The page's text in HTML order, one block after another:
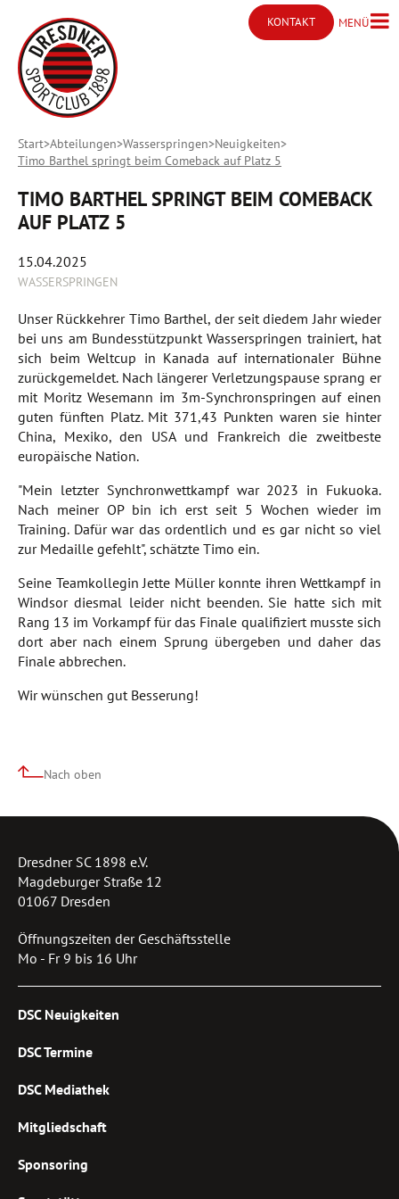
KONTAKT
Kontakt öffnen
MENÜMenü
Start Abteilungen Wasserspringen Neuigkeiten
Timo Barthel springt beim Comeback auf Platz 5
TIMO BARTHEL SPRINGT BEIM COMEBACK
AUF PLATZ 5
15.04.2025
WASSERSPRINGEN
Unser Rückkehrer Timo Barthel, der seit diedem Jahr wieder
bei uns am Bundesstützpunkt Wasserspringen trainiert, hat
sich beim Weltcup in Kanada auf internationaler Bühne
zurückgemeldet. Nach längerer Verletzungspause sprang er
mit Moritz Wesemann im 3m-Synchronspringen auf einen
guten fünften Platz. Mit 371,43 Punkten waren sie hinter
China, Mexiko, den USA und Frankreich die zweitbeste
europäische Nation.
"Mein letzter Synchronwettkampf war 2023 in Fukuoka.
Nach meiner OP bin ich erst seit 5 Wochen wieder im
Training. Dafür war das ordentlich und es gar nicht so viel
zur Medaille gefehlt", schätzte Timo ein.
Seine Teamkollegin Jette Müller konnte ihren Wettkampf in
Windsor diesmal leider nicht beenden. Sie hatte sich mit
Rang 13 im Vorkampf für das Finale qualifiziert musste sich
dort aber nach einem Sprung übergeben und daher das
Finale abbrechen.
Wir wünschen gut Besserung!
Nach oben
Dresdner SC 1898 e.V.
Magdeburger Straße 12
01067 Dresden
Öffnungszeiten der Geschäftsstelle
Mo - Fr 9 bis 16 Uhr
DSC Neuigkeiten
DSC Termine
DSC Mediathek
Mitgliedschaft
Sponsoring